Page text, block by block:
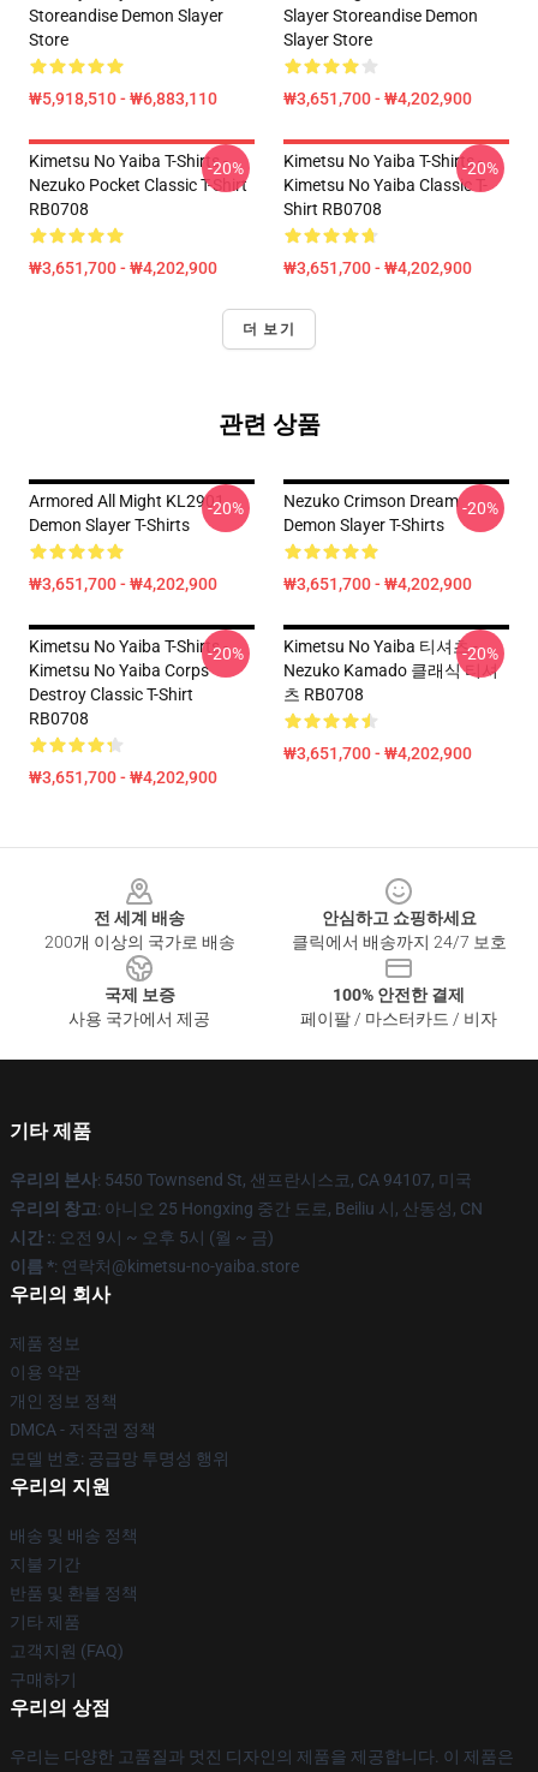
Storeandise Demon Slayer
Store
₩5,918,510 - ₩6,883,110
Slayer Storeandise Demon
Slayer Store
₩3,651,700 - ₩4,202,900
Kimetsu No Yaiba T-Shirts -
Nezuko Pocket Classic T-Shirt
RB0708
₩3,651,700 - ₩4,202,900
-20%
Kimetsu No Yaiba T-Shirts -
Kimetsu No Yaiba Classic T-
Shirt RB0708
₩3,651,700 - ₩4,202,900
-20%
더 보기
관련 상품
Armored All Might KL2901
Demon Slayer T-Shirts
₩3,651,700 - ₩4,202,900
-20%
Nezuko Crimson Dream
Demon Slayer T-Shirts
₩3,651,700 - ₩4,202,900
-20%
Kimetsu No Yaiba T-Shirts -
Kimetsu No Yaiba Corps
Destroy Classic T-Shirt
RB0708
₩3,651,700 - ₩4,202,900
-20%
Kimetsu No Yaiba 티셔츠 -
Nezuko Kamado 클래식 티셔
츠 RB0708
₩3,651,700 - ₩4,202,900
-20%
전 세계 배송
200개 이상의 국가로 배송
안심하고 쇼핑하세요
클릭에서 배송까지 24/7 보호
국제 보증
사용 국가에서 제공
100% 안전한 결제
페이팔 / 마스터카드 / 비자
기타 제품
우리의 본사: 5450 Townsend St, 샌프란시스코, CA 94107, 미국
우리의 창고: 아니오 25 Hongxing 중간 도로, Beiliu 시, 산동성, CN
시간 :: 오전 9시 ~ 오후 5시 (월 ~ 금)
이름 *: 연락처@kimetsu-no-yaiba.store
우리의 회사
제품 정보
이용 약관
개인 정보 정책
DMCA - 저작권 정책
모델 번호: 공급망 투명성 행위
우리의 지원
배송 및 배송 정책
지불 기간
반품 및 환불 정책
기타 제품
고객지원 (FAQ)
구매하기
우리의 상점
우리는 다양한 고품질과 멋진 디자인의 제품을 제공합니다. 이 제품은